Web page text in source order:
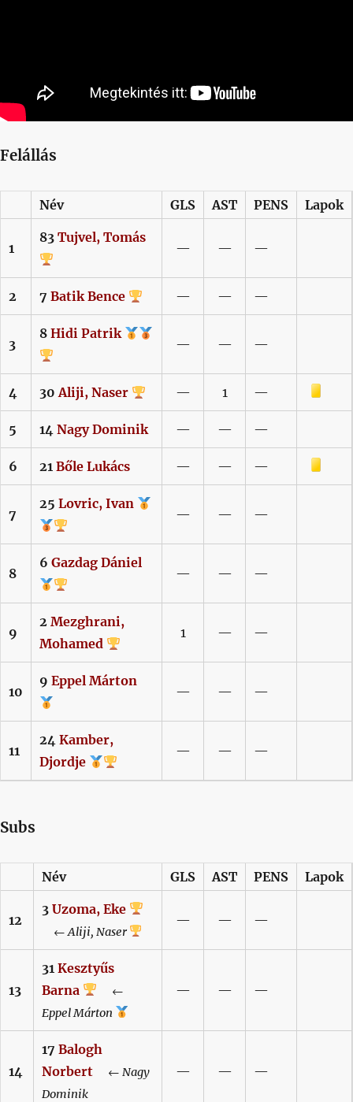
Felállás
Név GLS AST PENS Lapok
1
83 Tujvel, Tomás
— — —
2 7 Batik Bence — — —
3
8 Hidi Patrik
— — —
4 30Aliji, Naser — 1 —
Sárga lap
5 14 Nagy Dominik — — —
6 21 Bőle Lukács — — —
Sárga lap
7
25 Lovric, Ivan
— — —
8
6 Gazdag Dániel
— — —
9
2 Mezghrani,
Mohamed
1 — —
10
9 Eppel Márton
— — —
11
24 Kamber,
Djordje
— — —
Subs
Név GLS AST PENS Lapok
12
3 Uzoma, Eke
←Aliji, Naser
— — —
13
31 Kesztyűs
Barna
←
EppelMárton
— — —
14
17 Balogh
Norbert
← Nagy
Dominik
— — —